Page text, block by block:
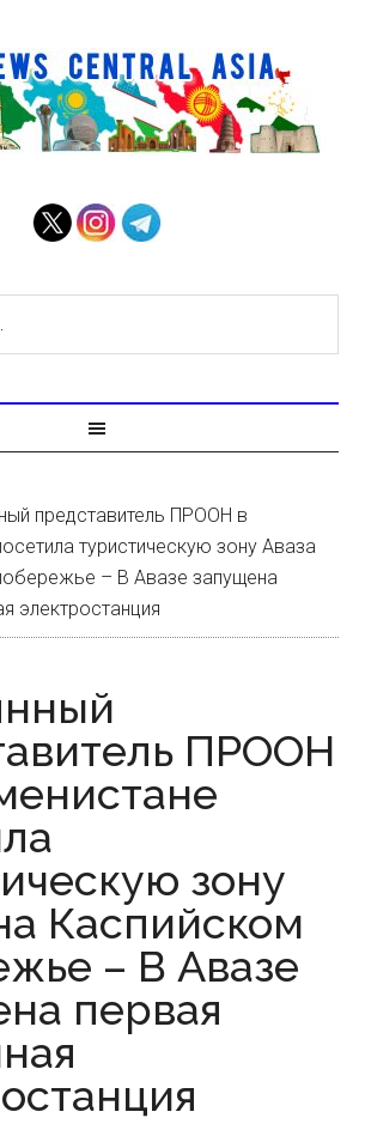
представитель ПРООН в
туристическую зону Аваза
– В Авазе запущена
электростанция
ПРООН
зону
Каспийском
– В Авазе
первая